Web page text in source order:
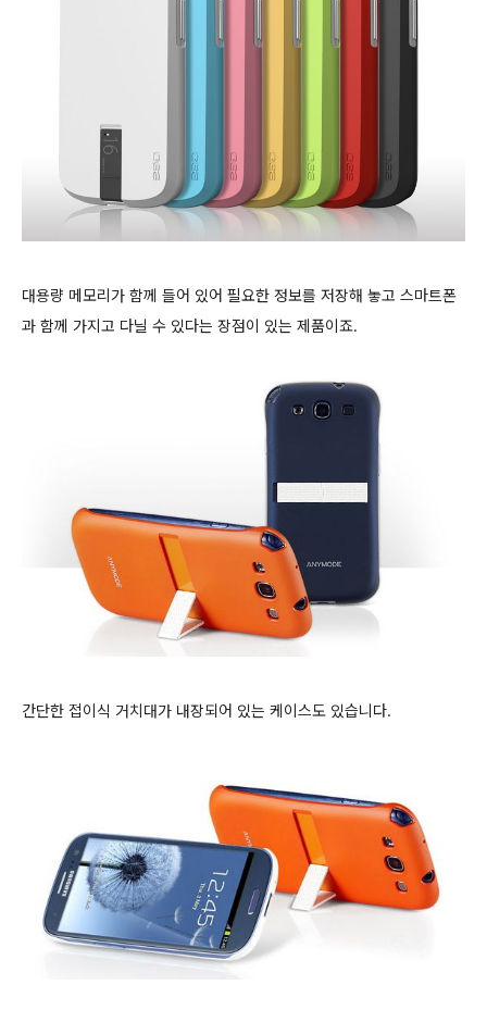
대용량 메모리가 함께 들어 있어 필요한 정보를 저장해 놓고 스마트폰
과 함께 가지고 다닐 수 있다는 장점이 있는 제품이죠.
간단한 접이식 거치대가 내장되어 있는 케이스도 있습니다.